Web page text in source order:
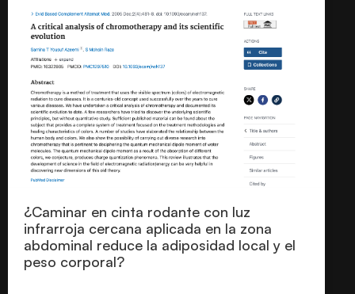
¿Caminar en cinta rodante con luz
infrarroja cercana aplicada en la zona
abdominal reduce la adiposidad local y el
peso corporal?